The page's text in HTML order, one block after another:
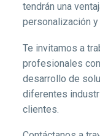
tendrán una
personalización
Te invitamos a
profesionales
desarrollo de
diferentes
clientes.